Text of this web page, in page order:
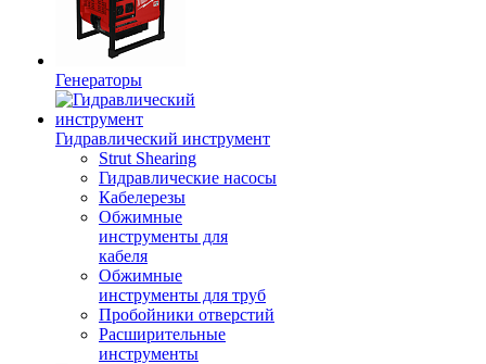
Генераторы
Гидравлический инструмент
Strut Shearing
Гидравлические насосы
Кабелерезы
Обжимные
инструменты для
кабеля
Обжимные
инструменты для труб
Пробойники отверстий
Расширительные
инструменты